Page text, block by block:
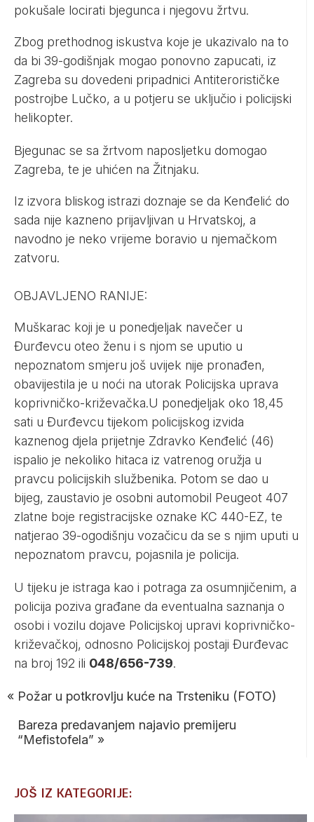
pokušale locirati bjegunca i njegovu žrtvu.
Zbog prethodnog iskustva koje je ukazivalo na to
da bi 39-godišnjak mogao ponovno zapucati, iz
Zagreba su dovedeni pripadnici Antiterorističke
postrojbe Lučko, a u potjeru se uključio i policijski
helikopter.
Bjegunac se sa žrtvom naposljetku domogao
Zagreba, te je uhićen na Žitnjaku.
Iz izvora bliskog istrazi doznaje se da Kenđelić do
sada nije kazneno prijavljivan u Hrvatskoj, a
navodno je neko vrijeme boravio u njemačkom
zatvoru.
OBJAVLJENO RANIJE:
Muškarac koji je u ponedjeljak navečer u
Đurđevcu oteo ženu i s njom se uputio u
nepoznatom smjeru još uvijek nije pronađen,
obavijestila je u noći na utorak Policijska uprava
koprivničko-križevačka.U ponedjeljak oko 18,45
sati u Đurđevcu tijekom policijskog izvida
kaznenog djela prijetnje Zdravko Kenđelić (46)
ispalio je nekoliko hitaca iz vatrenog oružja u
pravcu policijskih službenika. Potom se dao u
bijeg, zaustavio je osobni automobil Peugeot 407
zlatne boje registracijske oznake KC 440-EZ, te
natjerao 39-ogodišnju vozačicu da se s njim uputi u
nepoznatom pravcu, pojasnila je policija.
U tijeku je istraga kao i potraga za osumnjičenim, a
policija poziva građane da eventualna saznanja o
osobi i vozilu dojave Policijskoj upravi koprivničko-
križevačkoj, odnosno Policijskoj postaji Đurđevac
na broj 192 ili 048/656-739.
« Požar u potkrovlju kuće na Trsteniku (FOTO)
Bareza predavanjem najavio premijeru
“Mefistofela” »
JOŠ IZ KATEGORIJE: